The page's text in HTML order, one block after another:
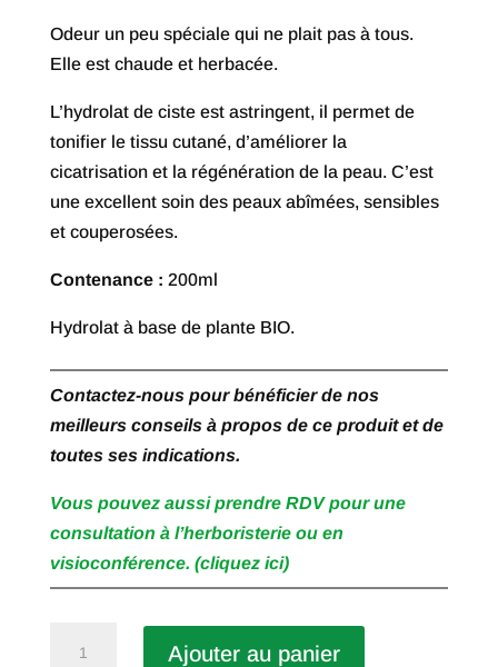
Odeur un peu spéciale qui ne plait pas à tous.
Elle est chaude et herbacée.
L’hydrolat de ciste est astringent, il permet de
tonifier le tissu cutané, d’améliorer la
cicatrisation et la régénération de la peau. C’est
une excellent soin des peaux abîmées, sensibles
et couperosées.
Contenance : 200ml
Hydrolat à base de plante BIO.
Contactez-nous pour bénéficier de nos
meilleurs conseils à propos de ce produit et de
toutes ses indications.
Vous pouvez aussi prendre RDV pour une
consultation à l’herboristerie ou en
visioconférence. (cliquez ici)
Ajouter au panier